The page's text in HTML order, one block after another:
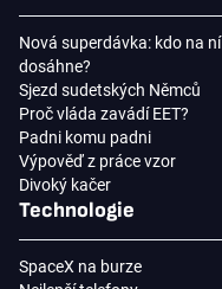
Nová superdávka: kdo na ní
dosáhne?
Sjezd sudetských Němců
Proč vláda zavádí EET?
Padni komu padni
Výpověď z práce vzor
Divoký kačer
Technologie
SpaceX na burze